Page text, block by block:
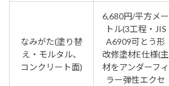
なみがた(塗り替
え・モルタル、
コンクリート面)
6,680円/平方メー
トル(3工程・JIS
A6909可とう形
改修塗材E仕様(主
材をアンダーフィ
ラー弾性エクセ